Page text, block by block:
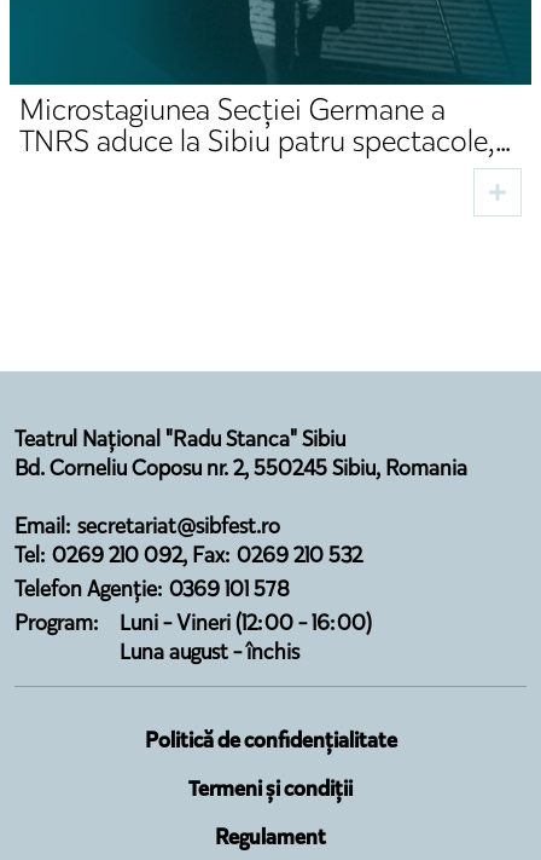
Microstagiunea Secției Germane a
TNRS aduce la Sibiu patru spectacole,
două premiere și invitați din domeniul
Teatrul Național "Radu Stanca" Sibiu
Bd. Corneliu Coposu nr. 2, 550245 Sibiu, Romania
Email: secretariat@sibfest.ro
Tel: 0269 210 092, Fax: 0269 210 532
Telefon Agenție: 0369 101 578
Program:
Luni - Vineri (12:00 - 16:00)
Luna august - închis
Politică de confidențialitate
Termeni și condiții
Regulament